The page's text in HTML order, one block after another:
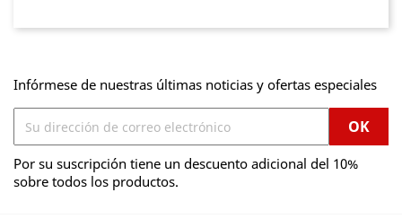
Infórmese de nuestras últimas noticias y ofertas especiales
Por su suscripción tiene un descuento adicional del 10%
sobre todos los productos.